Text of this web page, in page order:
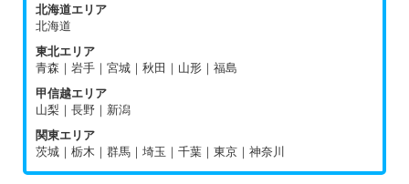
北海道エリア
北海道
東北エリア
青森｜岩手｜宮城｜秋田｜山形｜福島
甲信越エリア
山梨｜長野｜新潟
関東エリア
茨城｜栃木｜群馬｜埼玉｜千葉｜東京｜神奈川